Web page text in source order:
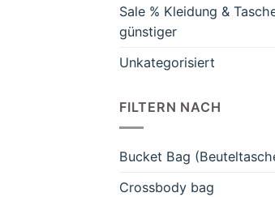
Sale % Kleidung &
günstiger
Unkategorisiert
FILTERN NACH
Bucket Bag
Crossbody bag